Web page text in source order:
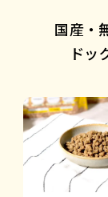
国産・
ドッ